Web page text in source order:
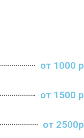
от 1000 р
от 1500 р
от 2500р